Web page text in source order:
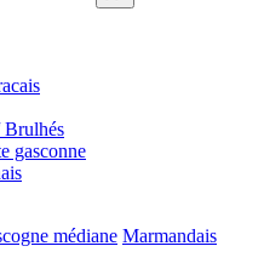
gasconne
médiane Marmandais